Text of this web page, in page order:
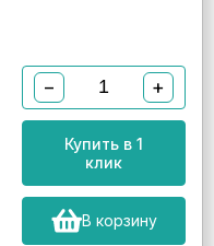
− +
Купить в 1
клик
В корзину